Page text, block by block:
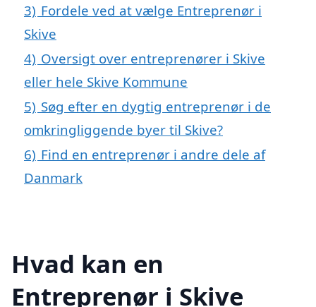
3) Fordele ved at vælge Entreprenør i
Skive
4) Oversigt over entreprenører i Skive
eller hele Skive Kommune
5) Søg efter en dygtig entreprenør i de
omkringliggende byer til Skive?
6) Find en entreprenør i andre dele af
Danmark
Hvad kan en
Entreprenør i Skive